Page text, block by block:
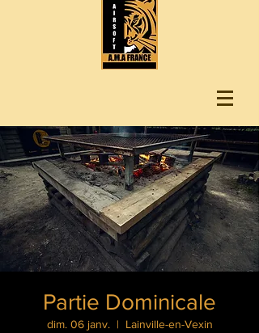
Partie Dominicale
dim. 06 janv.
  |
Lainville-en-Vexin